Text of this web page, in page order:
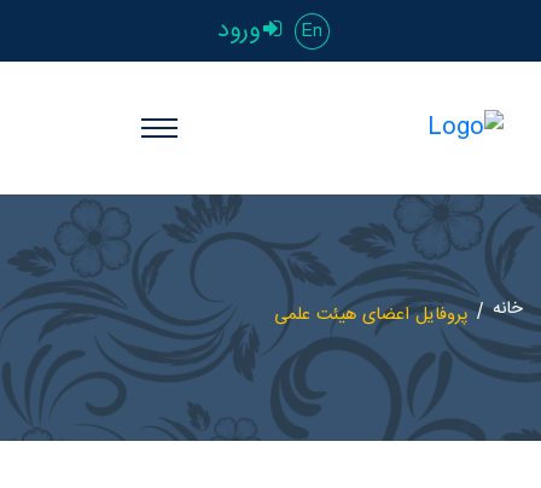
En ورود
خانه پروفایل اعضای هیئت علمی